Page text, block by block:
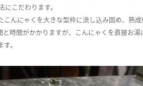
こだわります。
こんにゃくを大きな型枠に流し込み固め、熟
時間がかかりますが、こんにゃくを直接お
。